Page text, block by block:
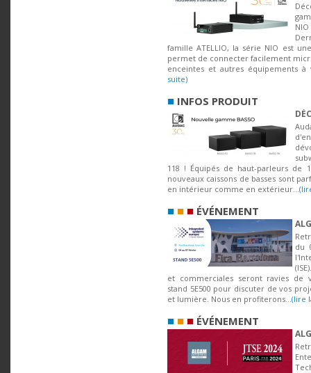
famille ATELLIO, la série NIO est
permet de connecter facilement
enceintes et autres équipements à
suite)
■ INFOS PRODUIT
118 ! Équipés de haut-parleurs de
nouveaux caissons de basses sont
en intérieur comme en extérieur...
■ ■ ■ ÉVÉNEMENT
du
et commerciales seront ravies de
stand 5E500 pour discuter de vos
et lumière. Nous en profiterons...(lire
■ ■ ■ ÉVÉNEMENT